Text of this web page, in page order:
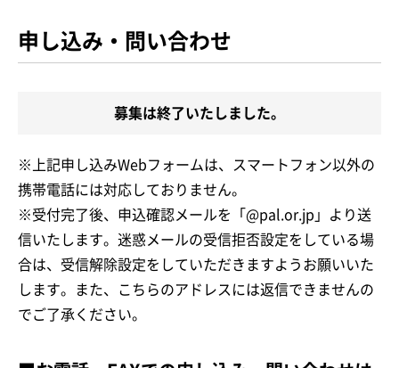
申し込み・問い合わせ
募集は終了いたしました。
※上記申し込みWebフォームは、スマートフォン以外の
携帯電話には対応しておりません。
※受付完了後、申込確認メールを「@pal.or.jp」より送
信いたします。迷惑メールの受信拒否設定をしている場
合は、受信解除設定をしていただきますようお願いいた
します。また、こちらのアドレスには返信できませんの
でご了承ください。